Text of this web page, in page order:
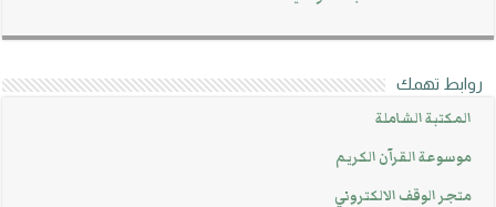
روابط تهمك
المكتبة الشاملة
موسوعة القرآن الكريم
متجر الوقف الالكتروني